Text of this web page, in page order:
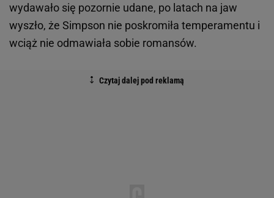
wydawało się pozornie udane, po latach na jaw
wyszło, że Simpson nie poskromiła temperamentu i
wciąż nie odmawiała sobie romansów.